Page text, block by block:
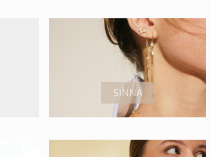
SINNA